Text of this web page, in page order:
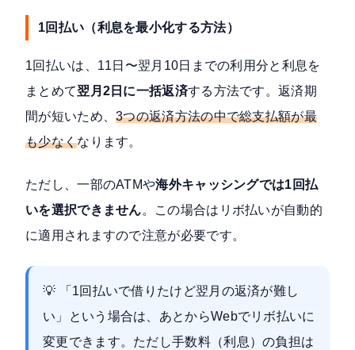
1回払い（利息を最小化する方法）
1回払いは、11日〜翌月10日までの利用分と利息を
まとめて翌月2日に一括返済する方法です。返済期
間が短いため、3つの返済方法の中で総支払額が最
も少なくなります。
ただし、一部のATMや海外キャッシングでは1回払
いを選択できません。この場合はリボ払いが自動的
に適用されますので注意が必要です。
💡 「1回払いで借りたけど翌月の返済が難し
い」という場合は、あとからWebでリボ払いに
変更できます。ただし手数料（利息）の負担は